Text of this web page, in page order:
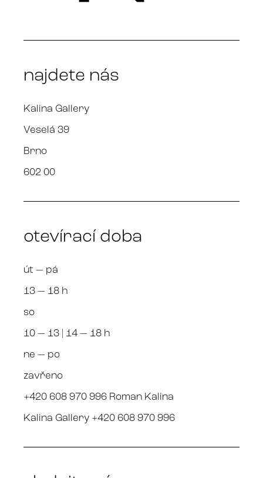
najdete nás
Kalina Gallery
Veselá 39
Brno
602 00
otevírací doba
út — pá
13 — 18 h
so
10 — 13 | 14 — 18 h
ne — po
zavřeno
+420 608 970 996 Roman Kalina
Kalina Gallery +420 608 970 996